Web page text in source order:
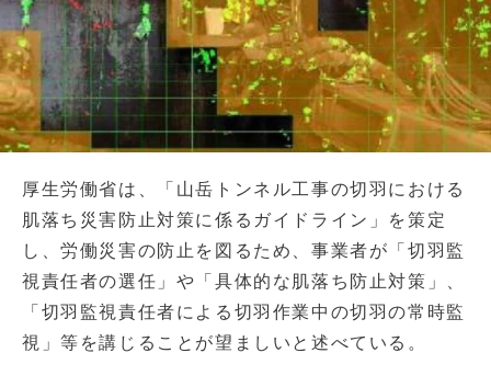
厚生労働省は、「山岳トンネル工事の切羽における
肌落ち災害防止対策に係るガイドライン」を策定
し、労働災害の防止を図るため、事業者が「切羽監
視責任者の選任」や「具体的な肌落ち防止対策」、
「切羽監視責任者による切羽作業中の切羽の常時監
視」等を講じることが望ましいと述べている。